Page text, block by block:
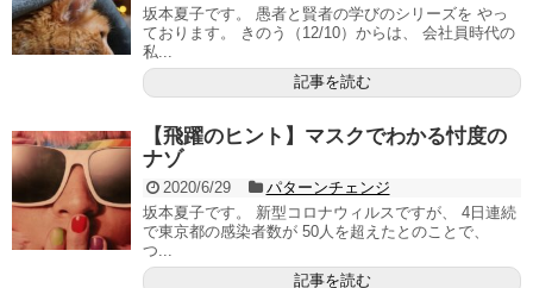
坂本夏子です。 愚者と賢者の学びのシリーズを やっ
ております。 きのう（12/10）からは、 会社員時代の
私...
記事を読む
【飛躍のヒント】マスクでわかる忖度の
ナゾ
2020/6/29
パターンチェンジ
坂本夏子です。 新型コロナウィルスですが、 4日連続
で東京都の感染者数が 50人を超えたとのことで、
つ...
記事を読む